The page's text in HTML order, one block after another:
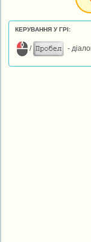
КЕРУВАННЯ У ГРІ:
/ -